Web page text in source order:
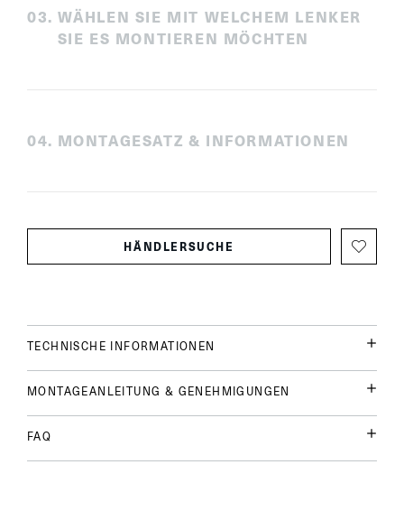
03. WÄHLEN SIE MIT WELCHEM LENKER
SIE ES MONTIEREN MÖCHTEN
04. MONTAGESATZ & INFORMATIONEN
HÄNDLERSUCHE
TECHNISCHE INFORMATIONEN
MONTAGEANLEITUNG & GENEHMIGUNGEN
FAQ